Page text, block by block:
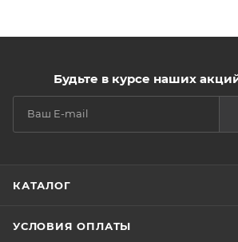
Будьте в курсе наших
КАТАЛОГ
УСЛОВИЯ ОПЛАТЫ